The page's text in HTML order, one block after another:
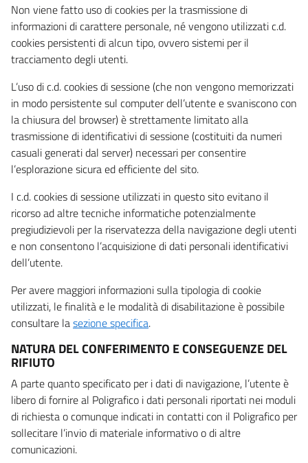
Non viene fatto uso di cookies per la trasmissione di
informazioni di carattere personale, né vengono utilizzati c.d.
cookies persistenti di alcun tipo, ovvero sistemi per il
tracciamento degli utenti.
L’uso di c.d. cookies di sessione (che non vengono memorizzati
in modo persistente sul computer dell’utente e svaniscono con
la chiusura del browser) è strettamente limitato alla
trasmissione di identificativi di sessione (costituiti da numeri
casuali generati dal server) necessari per consentire
l’esplorazione sicura ed efficiente del sito.
I c.d. cookies di sessione utilizzati in questo sito evitano il
ricorso ad altre tecniche informatiche potenzialmente
pregiudizievoli per la riservatezza della navigazione degli utenti
e non consentono l’acquisizione di dati personali identificativi
dell’utente.
Per avere maggiori informazioni sulla tipologia di cookie
utilizzati, le finalità e le modalità di disabilitazione è possibile
consultare lasezione specifica.
NATURA DEL CONFERIMENTO E CONSEGUENZE DEL
RIFIUTO
A parte quanto specificato per i dati di navigazione, l’utente è
libero di fornire al Poligrafico i dati personali riportati nei moduli
di richiesta o comunque indicati in contatti con il Poligrafico per
sollecitare l’invio di materiale informativo o di altre
comunicazioni.